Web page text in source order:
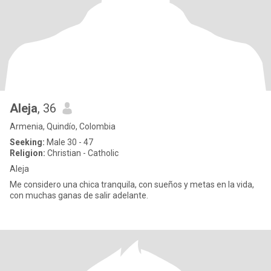
Aleja, 36
Armenia, Quindío, Colombia
Seeking: Male 30 - 47
Religion: Christian - Catholic
Aleja
Me considero una chica tranquila, con sueños y metas en la vida,
con muchas ganas de salir adelante.